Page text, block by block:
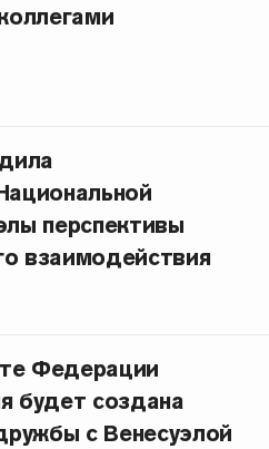
перспективы
взаимодействия
Федерации
будет создана
с Венесуэлой